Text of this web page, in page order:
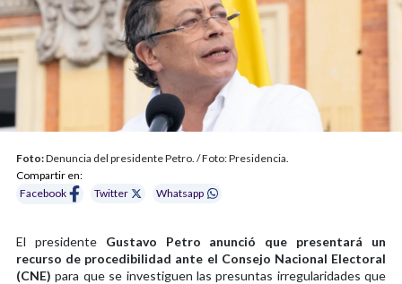
Foto:Denuncia del presidente Petro. / Foto: Presidencia.
Compartir en:
Facebook
Twitter Whatsapp
El presidente Gustavo Petro anunció que presentará un
recurso de procedibilidad ante el Consejo Nacional Electoral
(CNE) para que se investiguen las presuntas irregularidades que